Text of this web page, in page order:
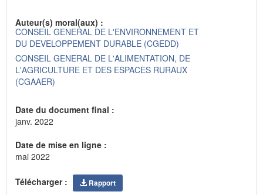
Auteur(s) moral(aux) :
CONSEIL GENERAL DE L'ENVIRONNEMENT ET
DU DEVELOPPEMENT DURABLE (CGEDD)
CONSEIL GENERAL DE L'ALIMENTATION, DE
L'AGRICULTURE ET DES ESPACES RURAUX
(CGAAER)
Date du document final :
janv. 2022
Date de mise en ligne :
mai 2022
Télécharger : Rapport